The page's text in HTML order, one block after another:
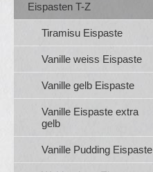
Eispasten T-Z
Tiramisu Eispaste
Vanille weiss Eispaste
Vanille gelb Eispaste
Vanille Eispaste extra
gelb
Vanille Pudding Eispaste